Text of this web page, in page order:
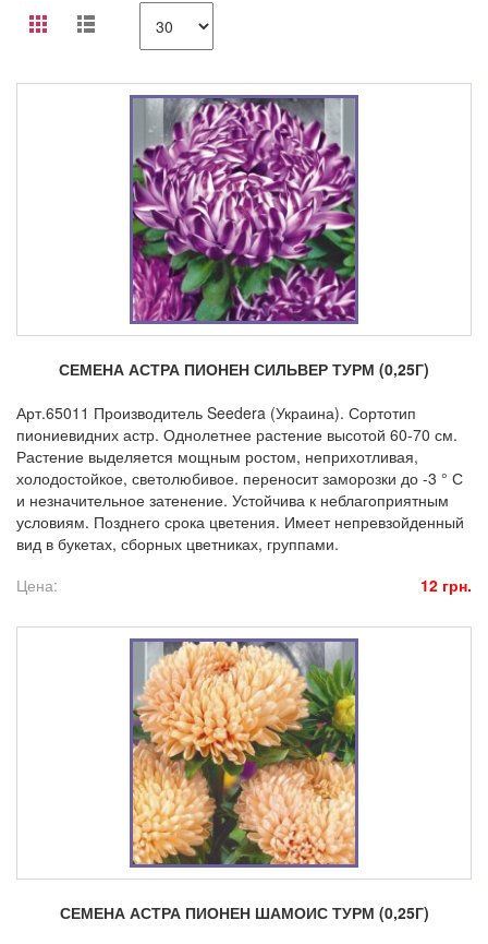
СЕМЕНА АСТРА ПИОНЕН СИЛЬВЕР ТУРМ (0,25Г)
Арт.65011 Производитель Seedera (Украина). Сортотип
пиониевидних астр. Однолетнее растение высотой 60-70 см.
Растение выделяется мощным ростом, неприхотливая,
холодостойкое, светолюбивое. переносит заморозки до -3 ° С
и незначительное затенение. Устойчива к неблагоприятным
условиям. Позднего срока цветения. Имеет непревзойденный
вид в букетах, сборных цветниках, группами.
Цена:
12 грн.
СЕМЕНА АСТРА ПИОНЕН ШАМОИС ТУРМ (0,25Г)